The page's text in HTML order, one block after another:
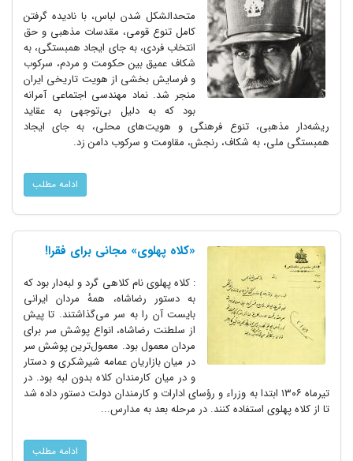
متحدالشکل شدن لباس، با نادیده گرفتن
کامل تنوع قومی، مقدسات مذهبی و حق
انتخاب فردی، به جای ایجاد همبستگی، به
شکاف عمیق بین حکومت و مردم، سرکوب
و فرسایش بخشی از هویت تاریخی ایران
منجر شد. نماد مهندسی اجتماعی آمرانه
بود که به دلیل بی‌توجهی به عقاید
ریشه‌دار مذهبی، تنوع فرهنگی و هویت‌های محلی، به جای ایجاد
همبستگی ملی، به شکاف، رنجش، مقاومت و سرکوب دامن زد.
ادامه مطلب
«کلاه پهلوی» مجانی برای فقرا!
: کلاه پهلوی نام کلاهی گرد و لبه‌دار بود که
به دستور رضاشاه، همهٔ مردان ایرانی
بایست آن را به سر می‌گذاشتند. تا پیش
از سلطنت رضاشاه، انواع پوشش سر برای
مردان معمول بود. معمول‌ترین پوشش سر
در میان بازاریان عمامه شیرشکری و دستار
و در میان کارمندان کلاه بدون لبه بود. در
تیرماه ۱۳۰۶ ابتدا به وزراء و رؤسای ادارات و کارمندان دولت دستور داده شد
تا از کلاه پهلوی استفاده کنند. در مرحله بعد به مدارس...
ادامه مطلب